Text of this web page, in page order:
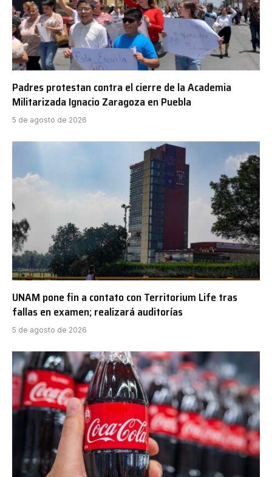
Padres protestan contra el cierre de la Academia
Militarizada Ignacio Zaragoza en Puebla
5 de agosto de 2026
UNAM pone fin a contato con Territorium Life tras
fallas en examen; realizará auditorías
5 de agosto de 2026